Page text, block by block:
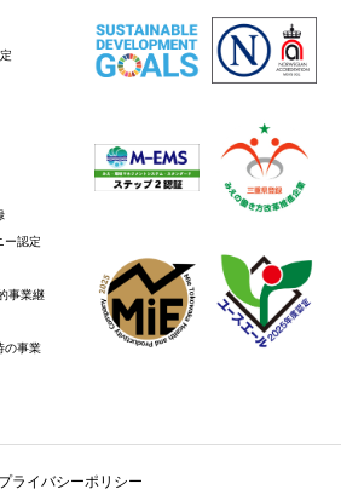
ー認定
事業継
の事業
プライバシーポリシー